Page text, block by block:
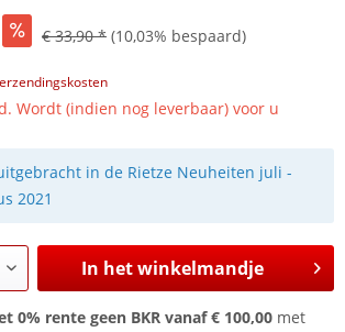
€ 33,90 * (10,03% bespaard)
Wordt (indien nog leverbaar) voor u
in de Rietze Neuheiten juli -
2021
In het winkelmandje
0% rente geen BKR vanaf € 100,00 met